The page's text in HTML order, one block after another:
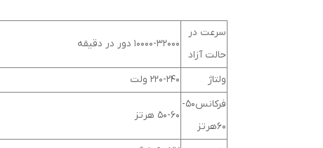
سرعت در
حالت آزاد
10000-32000 دور در دقیقه
ولتاژ
220-240 ولت
فرکانس50-
60هرتز
50-60 هرتز